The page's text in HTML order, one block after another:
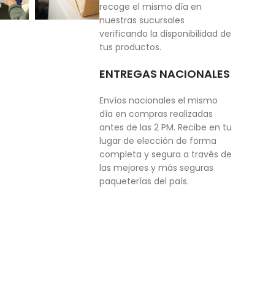
recoge el mismo día en
nuestras sucursales
verificando la disponibilidad de
tus productos.
ENTREGAS NACIONALES
Envíos nacionales el mismo
día en compras realizadas
antes de las 2 PM. Recibe en tu
lugar de elección de forma
completa y segura a través de
las mejores y más seguras
paqueterías del país.